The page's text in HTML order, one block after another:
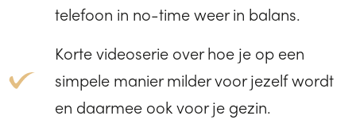
telefoon in no-time weer in balans.
Korte videoserie over hoe je op een
simpele manier milder voor jezelf wordt
en daarmee ook voor je gezin.